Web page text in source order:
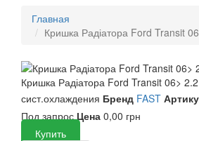
Главная
Кришка Радіатора Ford Transit
Кришка Радіатора Ford Transit 06>
сист.охлаждения Бренд FAST
Под запрос Цена 0,00 грн
Купить